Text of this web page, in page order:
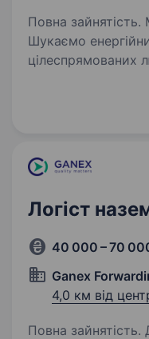
Повна зайнятість. Ми розширюємо команду!
Шукаємо
цілеспрямованих
Логіст
40 000 – 70
Ganex
4,0 км від
Повна зайнятість.